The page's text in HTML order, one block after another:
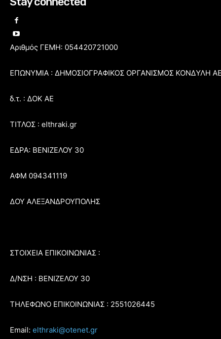
Αριθμός ΓΕΜΗ: 054420721000
ΕΠΩΝΥΜΙΑ : ΔΗΜΟΣΙΟΓΡΑΦΙΚΟΣ ΟΡΓΑΝΙΣΜΟΣ ΚΟΝΔΥΛΗ
δ.τ. : ΔΟΚ ΑΕ
ΤΙΤΛΟΣ : elthraki.gr
ΕΔΡΑ: ΒΕΝΙΖΕΛΟΥ 30
ΑΦΜ 094341119
ΔΟΥ ΑΛΕΞΑΝΔΡΟΥΠΟΛΗΣ
ΣΤΟΙΧΕΙΑ ΕΠΙΚΟΙΝΩΝΙΑΣ :
Δ/ΝΣΗ : ΒΕΝΙΖΕΛΟΥ 30
ΤΗΛΕΦΩΝΟ ΕΠΙΚΟΙΝΩΝΙΑΣ : 2551026445
Email: elthraki@otenet.gr